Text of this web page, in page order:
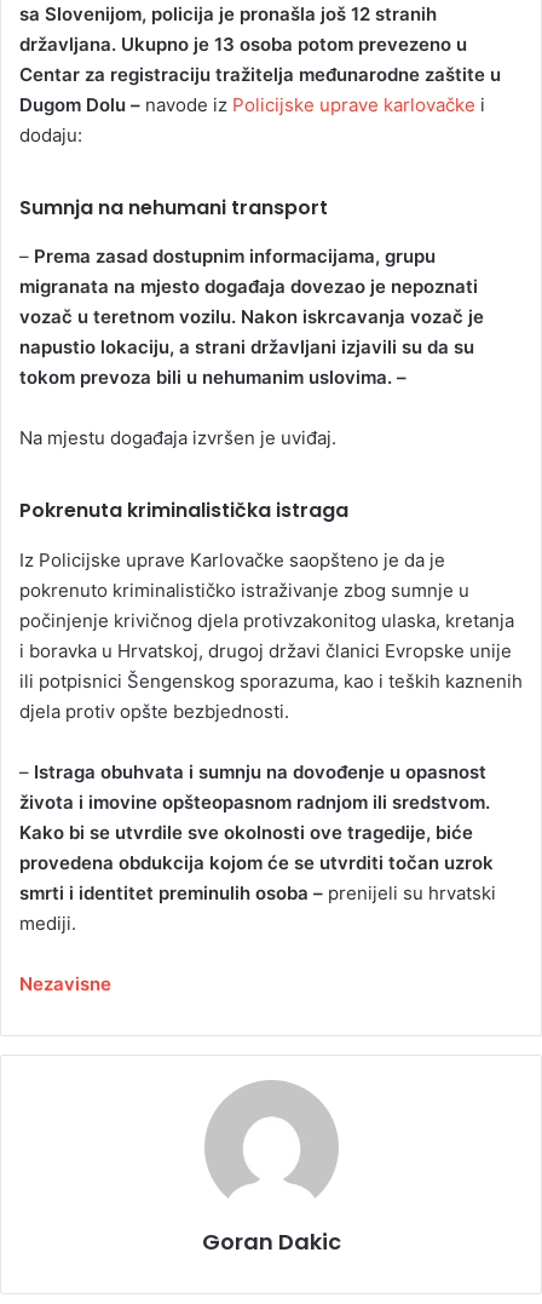
sa Slovenijom, policija je pronašla još 12 stranih
državljana. Ukupno je 13 osoba potom prevezeno u
Centar za registraciju tražitelja međunarodne zaštite u
Dugom Dolu – navode iz Policijske uprave karlovačke i
dodaju:
Sumnja na nehumani transport
– Prema zasad dostupnim informacijama, grupu
migranata na mjesto događaja dovezao je nepoznati
vozač u teretnom vozilu. Nakon iskrcavanja vozač je
napustio lokaciju, a strani državljani izjavili su da su
tokom prevoza bili u nehumanim uslovima. –
Na mjestu događaja izvršen je uviđaj.
Pokrenuta kriminalistička istraga
Iz Policijske uprave Karlovačke saopšteno je da je
pokrenuto kriminalističko istraživanje zbog sumnje u
počinjenje krivičnog djela protivzakonitog ulaska, kretanja
i boravka u Hrvatskoj, drugoj državi članici Evropske unije
ili potpisnici Šengenskog sporazuma, kao i teških kaznenih
djela protiv opšte bezbjednosti.
– Istraga obuhvata i sumnju na dovođenje u opasnost
života i imovine opšteopasnom radnjom ili sredstvom.
Kako bi se utvrdile sve okolnosti ove tragedije, biće
provedena obdukcija kojom će se utvrditi točan uzrok
smrti i identitet preminulih osoba – prenijeli su hrvatski
mediji.
Nezavisne
Goran Dakic